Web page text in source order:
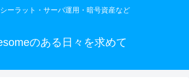
ーラット・サーバ運用・暗号資産など
のある日々を求めて